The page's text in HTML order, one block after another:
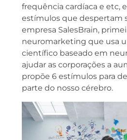
frequência cardíaca e etc,
estímulos que despertam
empresa SalesBrain,
neuromarketing que usa
científico baseado em
ajudar as corporações a
propõe 6 estímulos para
parte do nosso cérebro.